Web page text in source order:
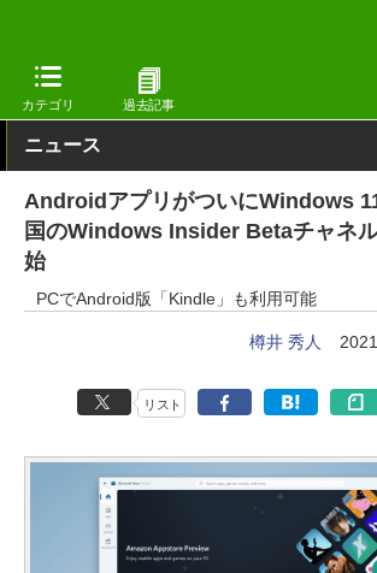
カテゴリ 過去記事
窓の杜 システム・ファイル
ニュース
AndroidアプリがついにWindows
国のWindows Insider Betaチャネ
始
PCでAndroid版「Kindle」も利用可能
樽井 秀人
リスト